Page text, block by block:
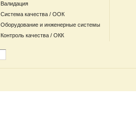
Валидация
Система качества / ООК
Оборудование и инженерные системы
Контроль качества / ОКК